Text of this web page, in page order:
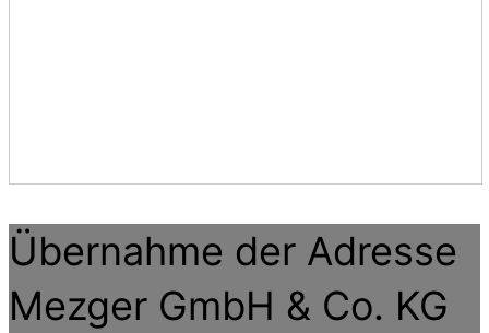
Übernahme der Adresse
Mezger GmbH & Co. KG